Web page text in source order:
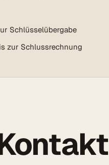
Schlüsselübergabe
zur Schlussrechnung